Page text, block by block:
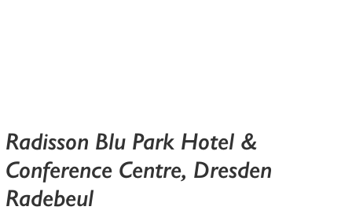
Radisson Blu Park Hotel &
Conference Centre, Dresden
Radebeul